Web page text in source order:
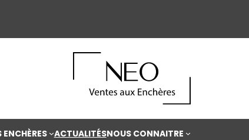
ENCHÈRES ACTUALITÉSNOUS CONNAITRE